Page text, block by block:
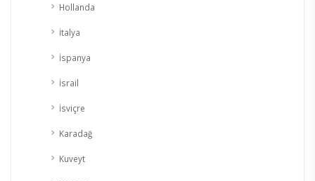
Hollanda
İtalya
İspanya
İsrail
İsviçre
Karadağ
Kuveyt